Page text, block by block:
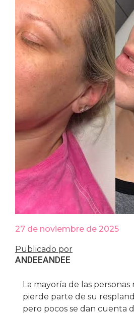
27 de noviembre de 2025
Publicado por
ANDEEANDEE
La mayoría de las personas
pierde parte de su
pero pocos se dan cuenta